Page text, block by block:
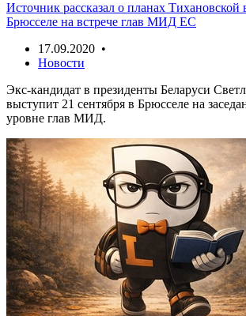
Источник рассказал о планах Тихановской
Брюсселе на встрече глав МИД ЕС
17.09.2020 •
Новости
Экс-кандидат в президенты Беларуси
выступит 21 сентября в Брюсселе на
уровне глав МИД.